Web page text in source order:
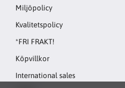
Miljöpolicy
Kvalitetspolicy
*FRI FRAKT!
Köpvillkor
International sales